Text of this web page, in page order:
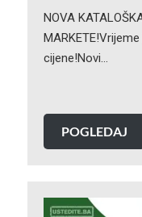
NOVA
cijene!Novi…
POGLEDAJ